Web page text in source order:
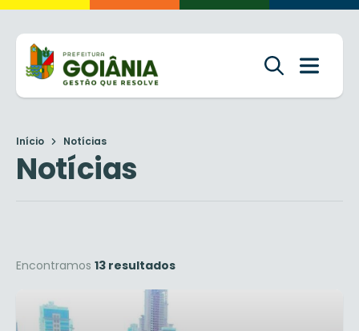
Início Notícias
Notícias
Encontramos 13 resultados